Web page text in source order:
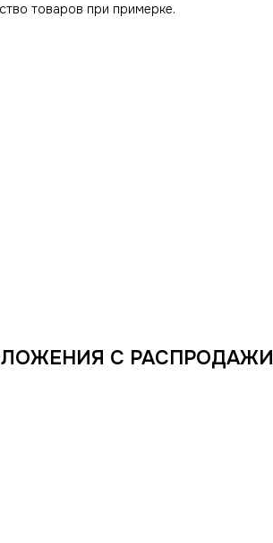
товаров при примерке.
С РАСПРОДАЖИ